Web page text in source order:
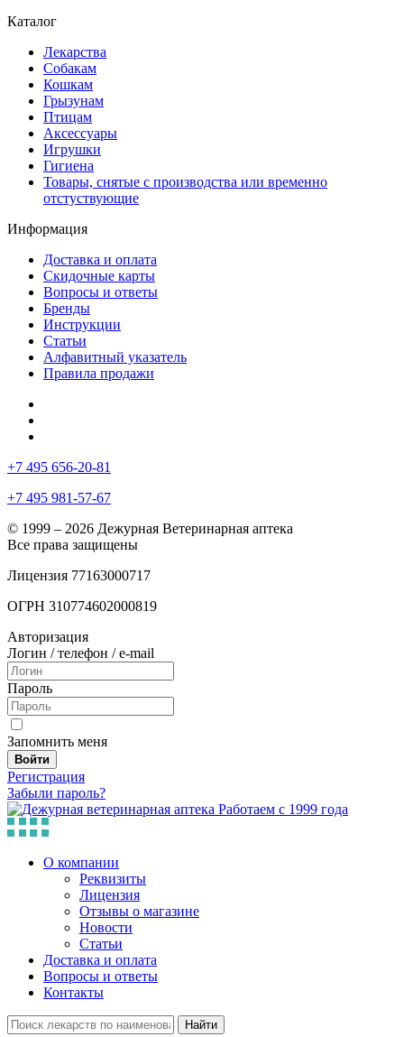
Каталог
Лекарства
Собакам
Кошкам
Грызунам
Птицам
Аксессуары
Игрушки
Гигиена
Товары, снятые с производства или временно
отстуствующие
Информация
Доставка и оплата
Скидочные карты
Вопросы и ответы
Бренды
Инструкции
Статьи
Алфавитный указатель
Правила продажи
+7 495 656-20-81
+7 495 981-57-67
© 1999 – 2026 Дежурная Ветеринарная аптека
Все права защищены
Лицензия 77163000717
ОГРН 310774602000819
Авторизация
Логин / телефон / e-mail
Пароль
Запомнить меня
Войти
Регистрация
Забыли пароль?
Работаем с 1999 года
О компании
Реквизиты
Лицензия
Отзывы о магазине
Новости
Статьи
Доставка и оплата
Вопросы и ответы
Контакты
Найти